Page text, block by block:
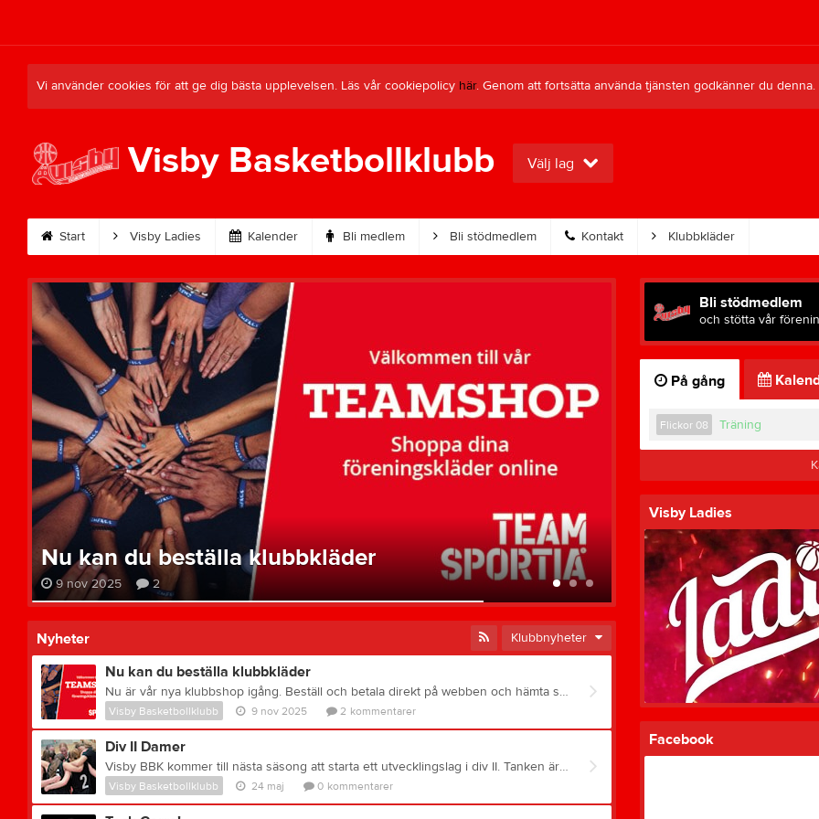
Vi använder cookies för att ge dig bästa upplevelsen. Läs vår cookiepolicy här. Genom att fortsätta använda tjänsten godkänner du denna.
Visby Basketbollklubb Välj lag
Start Visby Ladies Kalender Bli medlem Bli stödmedlem Kontakt Klubbkläder
Nu kan du beställa klubbkläder
9 nov 2025 2
Div II Damer
24 maj 0
Nyheter Klubbnyheter
Nu kan du beställa klubbkläder
Nu är vår nya klubbshop igång. Beställ och betala direkt på webben och hämta sedan dina varor hos Team Sportia i Visby. Klicka på länken nedan för att komma till vår klubbshop. Sidan öppnas i ett nytt fönster. VBBK Klubbshop Team Sportia
Visby Basketbollklubb 9 nov 2025 2 kommentarer
Div II Damer
Visby BBK kommer till nästa säsong att starta ett utvecklingslag i div II. Tanken är att det skall vara bron mellan att vara ungdomsspelare och gå in i senioråldern. Stjärnorna som är på väg uppåt kommer att blandas med äldre spelare för en bra mix. Länge har vi sökt ett steg under elitlaget för att förbereda de unga spelarna på seniorbasket, nu är steget taget. Detta kommer att komplettera och göra trappan tydligare framöver. Kanske är just DU intresserad att vara en del av det laget, hör då av dig till andersleo@telia.com
Visby Basketbollklubb 24 maj 0 kommentarer
Bli stödmedlem
och stötta vår
På gång
Flickor 08 Träning
Visby Ladies
Truppen
Serier
Facebook